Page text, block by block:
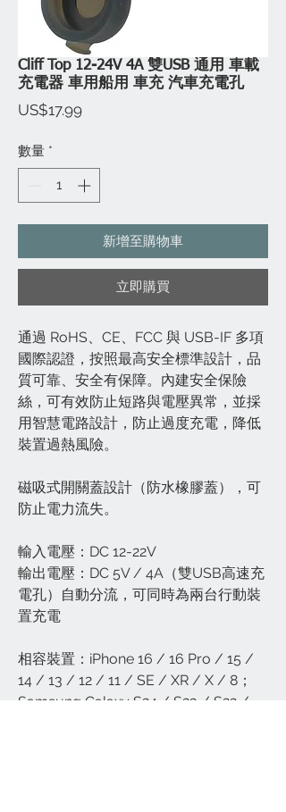
Cliff Top 12-24V 4A 雙USB 通用 車載
充電器 車用船用 車充 汽車充電孔
US$17.99價
數量 *
新增至購物車
立即購買
通過 RoHS、CE、FCC 與 USB-IF 多項
國際認證，按照最高安全標準設計，品
質可靠、安全有保障。內建安全保險
絲，可有效防止短路與電壓異常，並採
用智慧電路設計，防止過度充電，降低
裝置過熱風險。
磁吸式開關蓋設計（防水橡膠蓋），可
防止電力流失。
輸入電壓：DC 12-22V
輸出電壓：DC 5V / 4A（雙USB高速充
電孔）自動分流，可同時為兩台行動裝
置充電
相容裝置：iPhone 16 / 16 Pro / 15 /
14 / 13 / 12 / 11 / SE / XR / X / 8；
Samsung Galaxy S24 / S23 / S22 /